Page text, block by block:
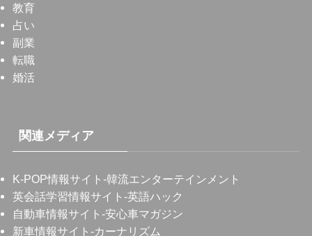
教育
占い
副業
転職
婚活
関連メディア
K-POP情報サイト -韓流エンターテインメント
英会話学習情報サイト -英語ハック
自動車情報サイト -安心車マガジン
新車情報サイト -カーナリズム